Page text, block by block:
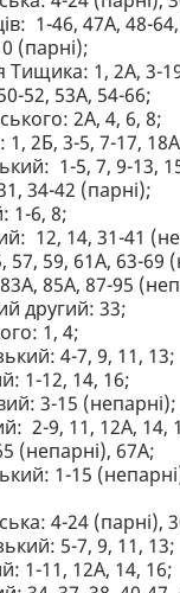
1-46, 47А, 48-
(парні);
Тищика: 1, 2А, 3-
52, 53А, 54-66;
2А, 4, 6, 8;
1, 2Б, 3-5, 7-17,
1-5, 7, 9-13,
34-42 (парні);
1-6, 8;
12, 14, 31-41
57, 59, 61А, 63-69
85А, 87-95
другий: 33;
1, 4;
4-7, 9, 11, 13;
1-12, 14, 16;
3-15 (непарні);
2-9, 11, 12А, 14,
(непарні), 67А;
1-15
4-24 (парні),
5-7, 9, 11, 13;
1-11, 12А, 14, 16;